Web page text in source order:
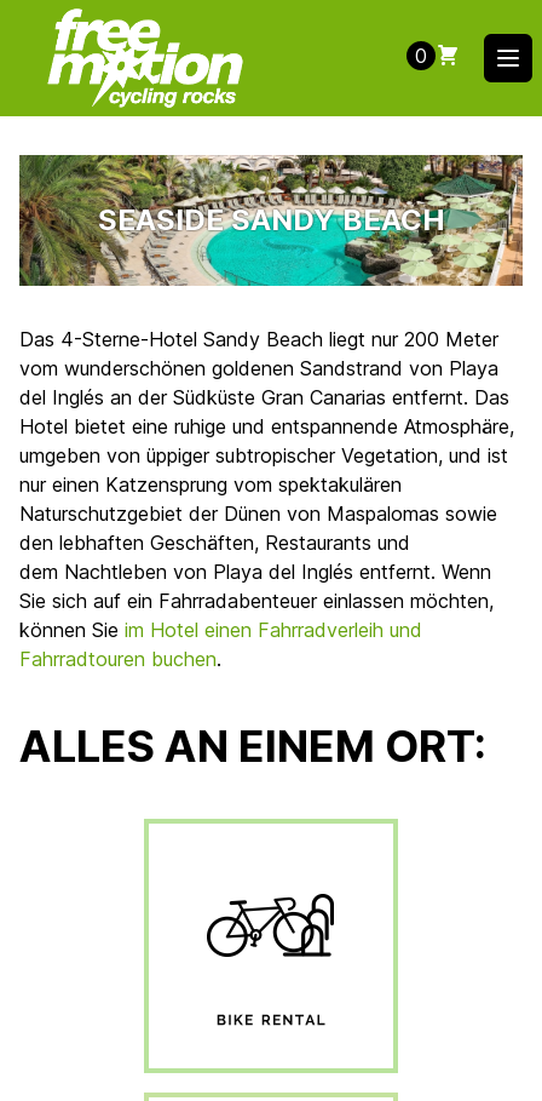
0
SEASIDE SANDY BEACH
Das 4-Sterne-Hotel Sandy Beach liegt nur 200 Meter
vom wunderschönen goldenen Sandstrand von Playa
del Inglés an der Südküste Gran Canarias entfernt. Das
Hotel bietet eine ruhige und entspannende Atmosphäre,
umgeben von üppiger subtropischer Vegetation, und ist
nur einen Katzensprung vom spektakulären
Naturschutzgebiet der Dünen von Maspalomas sowie
den lebhaften Geschäften, Restaurants und
dem Nachtleben von Playa del Inglés entfernt. Wenn
Sie sich auf ein Fahrradabenteuer einlassen möchten,
können Sie im Hotel einen Fahrradverleih und
Fahrradtouren buchen.
ALLES AN EINEM ORT: